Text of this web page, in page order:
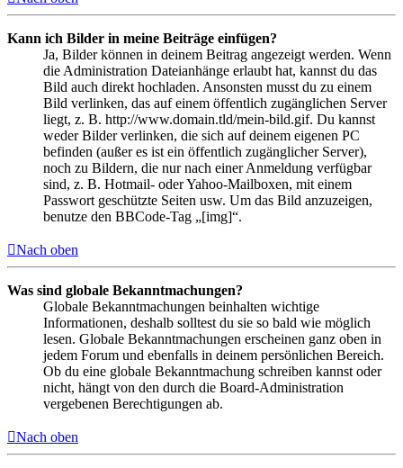
Kann ich Bilder in meine Beiträge einfügen?
Ja, Bilder können in deinem Beitrag angezeigt werden. Wenn
die Administration Dateianhänge erlaubt hat, kannst du das
Bild auch direkt hochladen. Ansonsten musst du zu einem
Bild verlinken, das auf einem öffentlich zugänglichen Server
liegt, z. B. http://www.domain.tld/mein-bild.gif. Du kannst
weder Bilder verlinken, die sich auf deinem eigenen PC
befinden (außer es ist ein öffentlich zugänglicher Server),
noch zu Bildern, die nur nach einer Anmeldung verfügbar
sind, z. B. Hotmail- oder Yahoo-Mailboxen, mit einem
Passwort geschützte Seiten usw. Um das Bild anzuzeigen,
benutze den BBCode-Tag „[img]“.
Nach oben
Was sind globale Bekanntmachungen?
Globale Bekanntmachungen beinhalten wichtige
Informationen, deshalb solltest du sie so bald wie möglich
lesen. Globale Bekanntmachungen erscheinen ganz oben in
jedem Forum und ebenfalls in deinem persönlichen Bereich.
Ob du eine globale Bekanntmachung schreiben kannst oder
nicht, hängt von den durch die Board-Administration
vergebenen Berechtigungen ab.
Nach oben